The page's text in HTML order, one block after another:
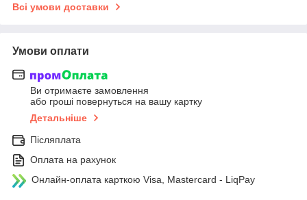
Всі умови доставки
Умови оплати
Ви отримаєте замовлення
або гроші повернуться на вашу картку
Детальніше
Післяплата
Оплата на рахунок
Онлайн-оплата карткою Visa, Mastercard - LiqPay